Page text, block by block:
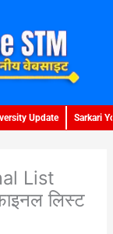
Update Sarkari
List
लिस्ट